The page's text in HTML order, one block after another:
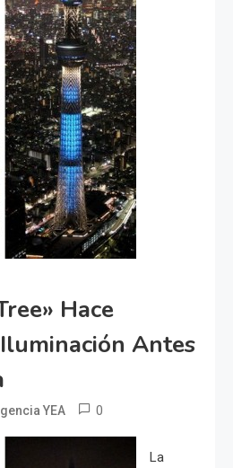
Hace
Antes
YEA 0
La